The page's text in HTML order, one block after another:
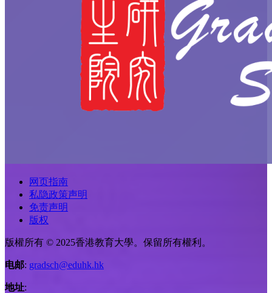
网页指南
私隐政策声明
免责声明
版权
版權所有 © 2025香港教育大學。保留所有權利。
电邮: gradsch@eduhk.hk
地址: